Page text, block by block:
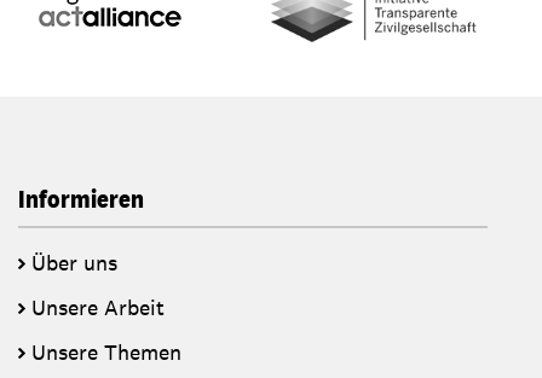
Informieren
Über uns
Unsere Arbeit
Unsere Themen